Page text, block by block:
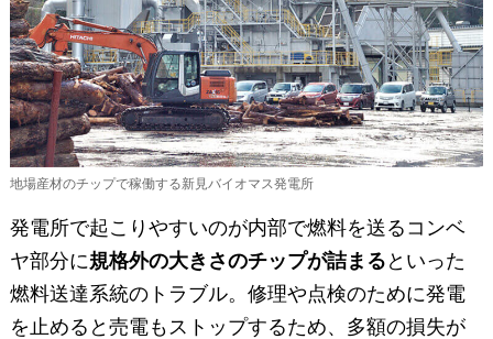
地場産材のチップで稼働する新見バイオマス発電所
発電所で起こりやすいのが内部で燃料を送るコンベ
ヤ部分に規格外の大きさのチップが詰まるといった
燃料送達系統のトラブル。修理や点検のために発電
を止めると売電もストップするため、多額の損失が